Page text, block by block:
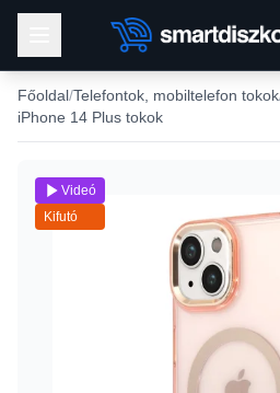
Főoldal Telefontok, mobiltelefon tokok
iPhone 14 Plus tokok
Videó
Kifutó